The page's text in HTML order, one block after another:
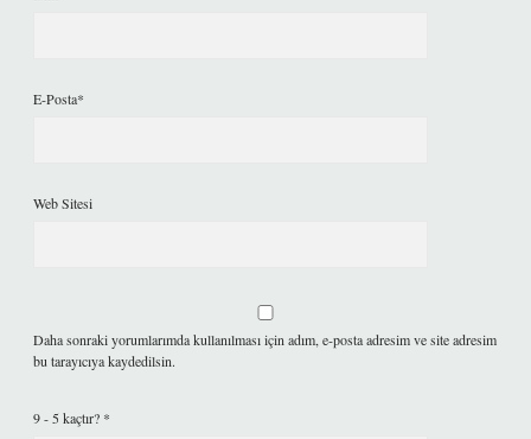
E-Posta*
Web Sitesi
Daha sonraki yorumlarımda kullanılması için adım, e-posta adresim ve site adresim
bu tarayıcıya kaydedilsin.
9 - 5 kaçtır? *